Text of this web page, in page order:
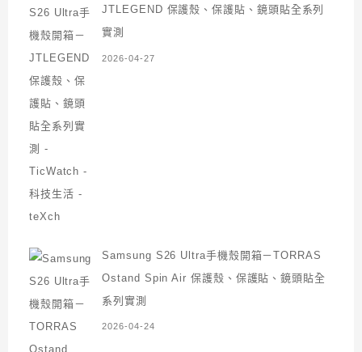
JTLEGEND 保護殼、保護貼、鏡頭貼全系列
實測
2026-04-27
Samsung S26 Ultra手機殼開箱－TORRAS
Ostand Spin Air 保護殼、保護貼、鏡頭貼全
系列實測
2026-04-24